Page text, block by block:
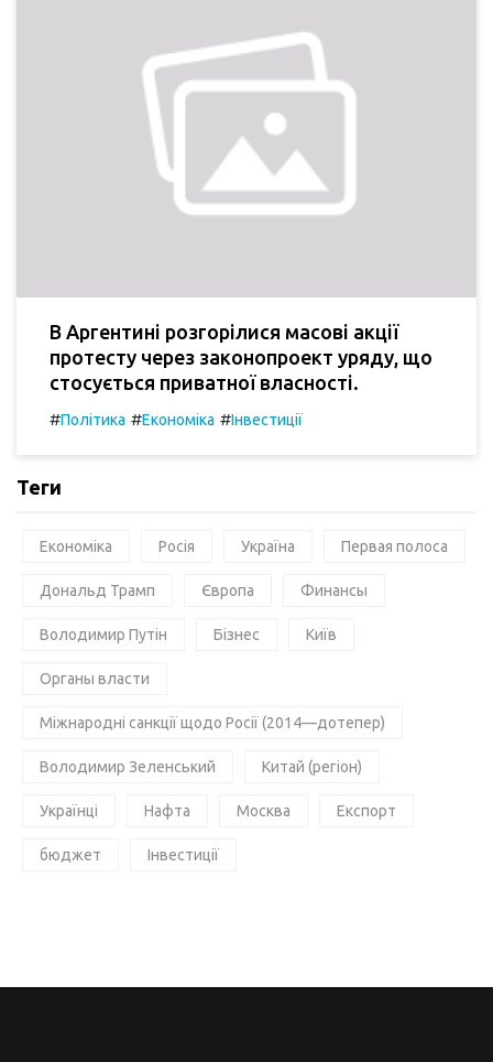
В Аргентині розгорілися масові акції
протесту через законопроект уряду, що
стосується приватної власності.
#Політика #Економіка #Інвестиції
Теги
Економіка Росія Україна Первая полоса
Дональд Трамп Європа Финансы
Володимир Путін Бізнес Київ
Органы власти
Міжнародні санкції щодо Росії (2014—дотепер)
Володимир Зеленський Китай (регіон)
Українці Нафта Москва Експорт
бюджет Інвестиції